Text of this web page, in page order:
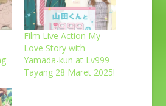
Film Live Action My
Love Story with
Yamada-kun at Lv999
Tayang 28 Maret 2025!